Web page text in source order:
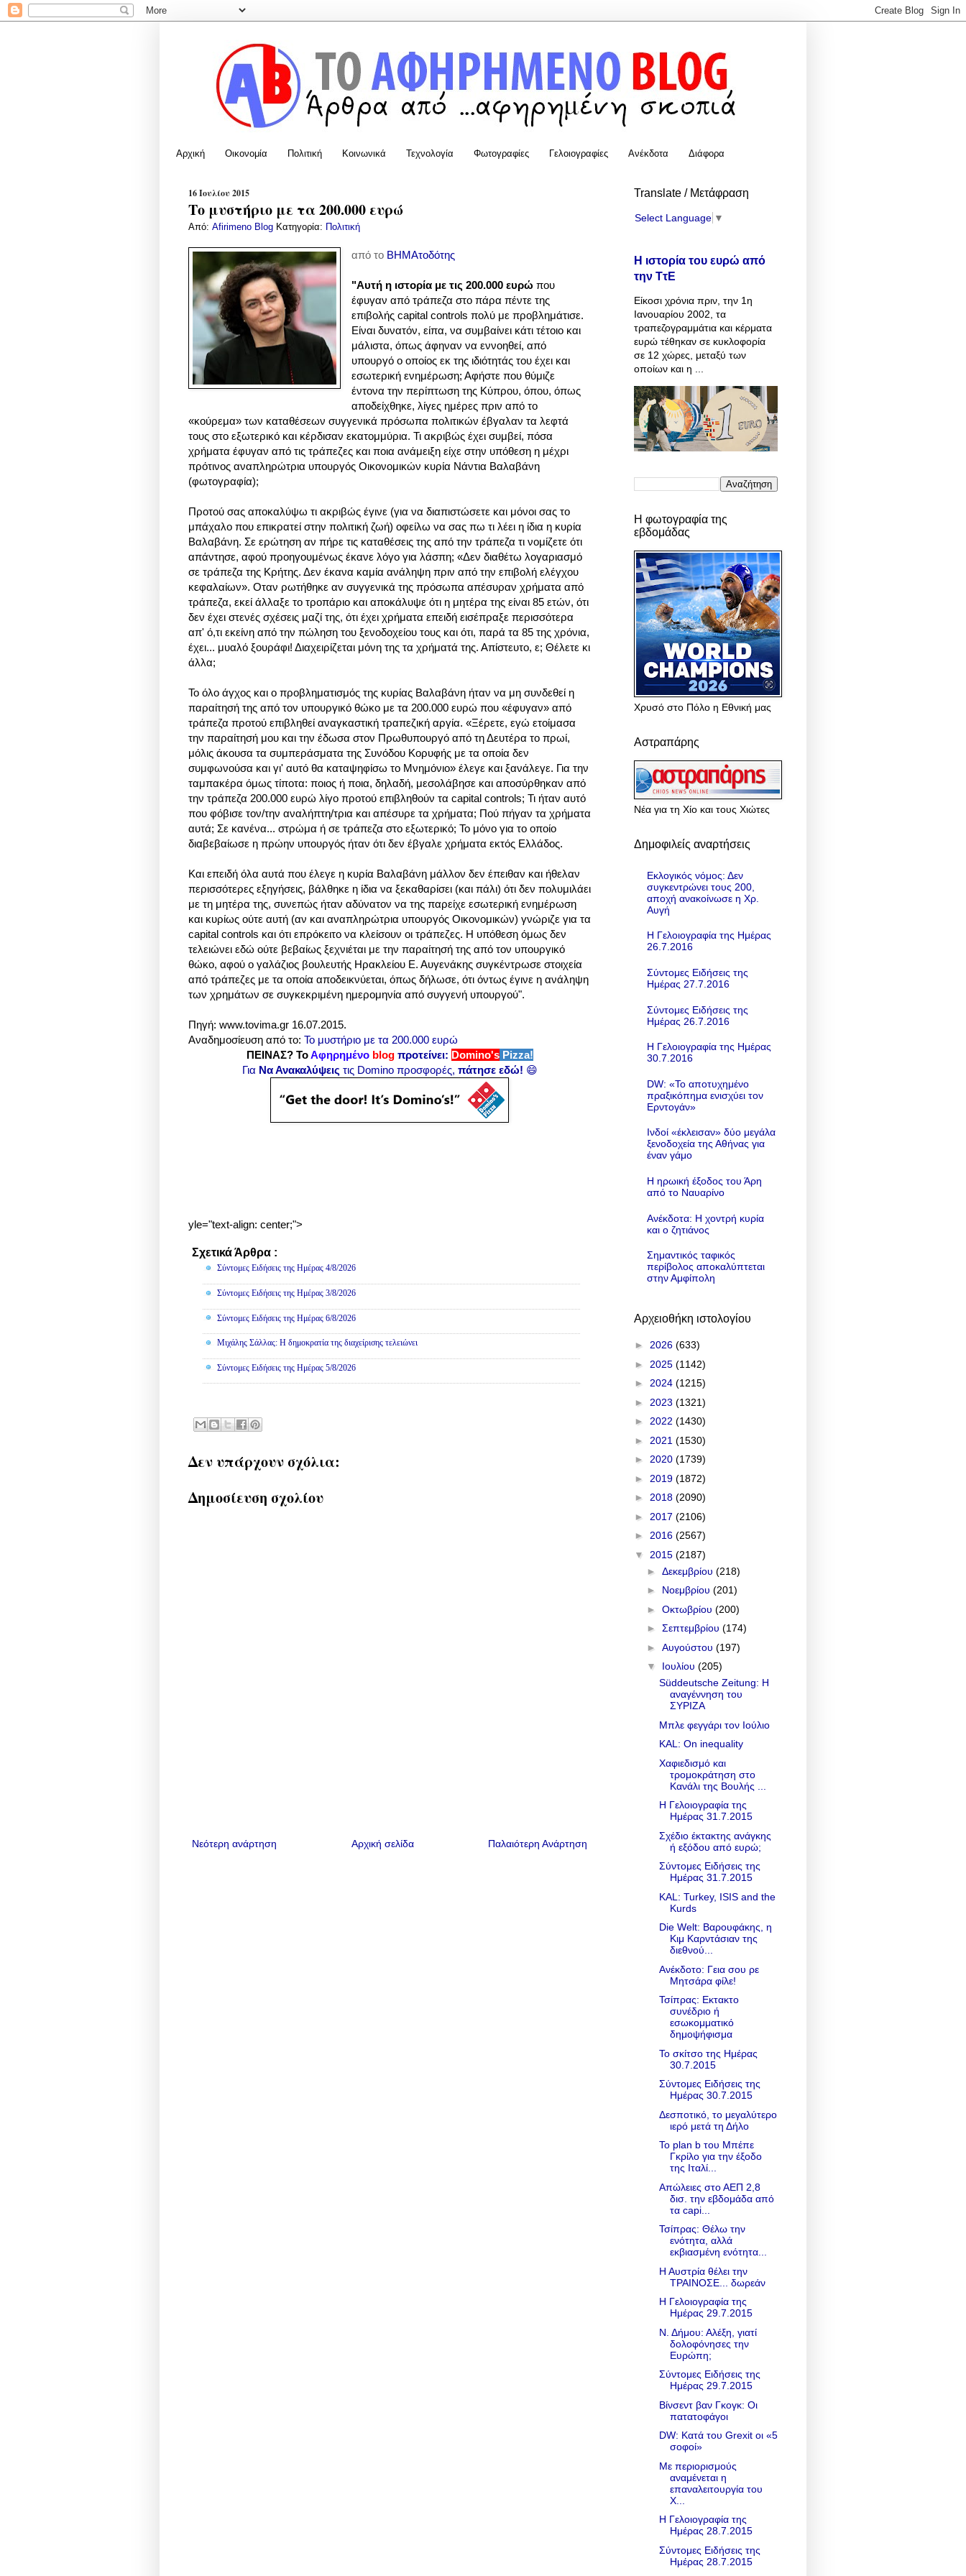
Αρχική Οικονομία Πολιτική Κοινωνικά Τεχνολογία Φωτογραφίες Γελοιογραφίες Ανέκδοτα Διάφορα
16 Ιουλίου 2015
Το μυστήριο με τα 200.000 ευρώ
Από: Afirimeno Blog Κατηγορία: Πολιτική
από το ΒΗΜΑτοδότης
"Αυτή η ιστορία με τις 200.000 ευρώπου
έφυγαν από τράπεζα στο πάρα πέντε της
επιβολής capital controls πολύ με προβλημάτισε.
Είναι δυνατόν, είπα, να συμβαίνει κάτι τέτοιο και
μάλιστα, όπως άφηναν να εννοηθεί, από
υπουργό ο οποίος εκ της ιδιότητάς του έχει και
εσωτερική ενημέρωση; Αφήστε που θύμιζε
έντονα την περίπτωση της Κύπρου, όπου, όπως
αποδείχθηκε, λίγες ημέρες πριν από το
«κούρεμα» των καταθέσεων συγγενικά πρόσωπα πολιτικών έβγαλαν τα λεφτά
τους στο εξωτερικό και κέρδισαν εκατομμύρια. Τι ακριβώς έχει συμβεί, πόσα
χρήματα έφυγαν από τις τράπεζες και ποια ανάμειξη είχε στην υπόθεση η μέχρι
πρότινος αναπληρώτρια υπουργός Οικονομικών κυρία Νάντια Βαλαβάνη
(φωτογραφία);
Προτού σας αποκαλύψω τι ακριβώς έγινε (για να διαπιστώσετε και μόνοι σας το
μπάχαλο που επικρατεί στην πολιτική ζωή) οφείλω να σας πω τι λέει η ίδια η κυρία
Βαλαβάνη. Σε ερώτηση αν πήρε τις καταθέσεις της από την τράπεζα τι νομίζετε ότι
απάντησε, αφού προηγουμένως έκανε λόγο για λάσπη; «Δεν διαθέτω λογαριασμό
σε τράπεζα της Κρήτης. Δεν έκανα καμία ανάληψη πριν από την επιβολή ελέγχου
κεφαλαίων». Οταν ρωτήθηκε αν συγγενικά της πρόσωπα απέσυραν χρήματα από
τράπεζα, εκεί άλλαξε το τροπάριο και αποκάλυψε ότι η μητέρα της είναι 85 ετών, ότι
δεν έχει στενές σχέσεις μαζί της, ότι έχει χρήματα επειδή εισέπραξε περισσότερα
απ' ό,τι εκείνη από την πώληση του ξενοδοχείου τους και ότι, παρά τα 85 της χρόνια,
έχει... μυαλό ξουράφι! Διαχειρίζεται μόνη της τα χρήματά της. Απίστευτο, ε; Θέλετε κι
άλλα;
Το όλο άγχος και ο προβληματισμός της κυρίας Βαλαβάνη ήταν να μη συνδεθεί η
παραίτησή της από τον υπουργικό θώκο με τα 200.000 ευρώ που «έφυγαν» από
τράπεζα προτού επιβληθεί αναγκαστική τραπεζική αργία. «Ξέρετε, εγώ ετοίμασα
την παραίτησή μου και την έδωσα στον Πρωθυπουργό από τη Δευτέρα το πρωί,
μόλις άκουσα τα συμπεράσματα της Συνόδου Κορυφής με τα οποία δεν
συμφωνούσα και γι' αυτό θα καταψηφίσω το Μνημόνιο» έλεγε και ξανάλεγε. Για την
ταμπακέρα όμως τίποτα: ποιος ή ποια, δηλαδή, μεσολάβησε και αποσύρθηκαν από
την τράπεζα 200.000 ευρώ λίγο προτού επιβληθούν τα capital controls; Τι ήταν αυτό
που φόβισε τον/την αναλήπτη/τρια και απέσυρε τα χρήματα; Πού πήγαν τα χρήματα
αυτά; Σε κανένα... στρώμα ή σε τράπεζα στο εξωτερικό; Το μόνο για το οποίο
διαβεβαίωσε η πρώην υπουργός ήταν ότι δεν έβγαλε χρήματα εκτός Ελλάδος.
Και επειδή όλα αυτά που έλεγε η κυρία Βαλαβάνη μάλλον δεν έπειθαν και ήθελαν
περισσότερες εξηγήσεις, βάλθηκε η ίδια να ξεκαθαρίσει (και πάλι) ότι δεν πολυμιλάει
με τη μητέρα της, συνεπώς ήταν αδύνατον να της παρείχε εσωτερική ενημέρωση
και κυρίως ούτε αυτή (αν και αναπληρώτρια υπουργός Οικονομικών) γνώριζε για τα
capital controls και ότι επρόκειτο να κλείσουν οι τράπεζες. Η υπόθεση όμως δεν
τελειώνει εδώ ούτε βεβαίως ξεχνιέται με την παραίτησή της από τον υπουργικό
θώκο, αφού ο γαλάζιος βουλευτής Ηρακλείου Ε. Αυγενάκης συγκέντρωσε στοιχεία
από τράπεζες με τα οποία αποδεικνύεται, όπως δήλωσε, ότι όντως έγινε η ανάληψη
των χρημάτων σε συγκεκριμένη ημερομηνία από συγγενή υπουργού".
Πηγή: www.tovima.gr 16.07.2015.
Αναδημοσίευση από το: Το μυστήριο με τα 200.000 ευρώ
ΠΕΙΝΑΣ? ΤοΑφηρημένο blog προτείνει: Domino'sPizza!
Για Να Ανακαλύψεις τις Domino προσφορές, πάτησε εδώ! 😄
yle="text-align: center;">
Σχετικά Άρθρα :
Σύντομες Ειδήσεις της Ημέρας 4/8/2026
Σύντομες Ειδήσεις της Ημέρας 3/8/2026
Σύντομες Ειδήσεις της Ημέρας 6/8/2026
Μιχάλης Σάλλας: Η δημοκρατία της διαχείρισης τελειώνει
Σύντομες Ειδήσεις της Ημέρας 5/8/2026
Δεν υπάρχουν σχόλια:
Δημοσίευση σχολίου
Νεότερη ανάρτηση Παλαιότερη Ανάρτηση
Αρχική σελίδα
Translate / Μετάφραση
Select Language ▼
Η ιστορία του ευρώ από
την ΤτΕ
Είκοσι χρόνια πριν, την 1η
Ιανουαρίου 2002, τα
τραπεζογραμμάτια και κέρματα
ευρώ τέθηκαν σε κυκλοφορία
σε 12 χώρες, μεταξύ των
οποίων και η ...
Η φωτογραφία της
εβδομάδας
Χρυσό στο Πόλο η Εθνική μας
Αστραπάρης
Νέα για τη Χίο και τους Χιώτες
Δημοφιλείς αναρτήσεις
Εκλογικός νόμος: Δεν
συγκεντρώνει τους 200,
αποχή ανακοίνωσε η Χρ.
Αυγή
Η Γελοιογραφία της Ημέρας
26.7.2016
Σύντομες Ειδήσεις της
Ημέρας 27.7.2016
Σύντομες Ειδήσεις της
Ημέρας 26.7.2016
Η Γελοιογραφία της Ημέρας
30.7.2016
DW: «To αποτυχημένο
πραξικόπημα ενισχύει τον
Ερντογάν»
Ινδοί «έκλεισαν» δύο μεγάλα
ξενοδοχεία της Αθήνας για
έναν γάμο
Η ηρωική έξοδος του Άρη
από το Ναυαρίνο
Ανέκδοτα: Η χοντρή κυρία
και ο ζητιάνος
Σημαντικός ταφικός
περίβολος αποκαλύπτεται
στην Αμφίπολη
Αρχειοθήκη ιστολογίου
► 2026 (633)
► 2025 (1142)
► 2024 (1215)
► 2023 (1321)
► 2022 (1430)
► 2021 (1530)
► 2020 (1739)
► 2019 (1872)
► 2018 (2090)
► 2017 (2106)
► 2016 (2567)
▼ 2015 (2187)
► Δεκεμβρίου (218)
► Νοεμβρίου (201)
► Οκτωβρίου (200)
► Σεπτεμβρίου (174)
► Αυγούστου (197)
▼ Ιουλίου (205)
Süddeutsche Zeitung: H
αναγέννηση του
ΣΥΡΙΖΑ
Μπλε φεγγάρι τον Ιούλιο
KAL: On inequality
Χαφιεδισμό και
τρομοκράτηση στο
Κανάλι της Βουλής ...
Η Γελοιογραφία της
Ημέρας 31.7.2015
Σχέδιο έκτακτης ανάγκης
ή εξόδου από ευρώ;
Σύντομες Ειδήσεις της
Ημέρας 31.7.2015
KAL: Turkey, ISIS and the
Kurds
Die Welt: Βαρουφάκης, η
Κιμ Καρντάσιαν της
διεθνού...
Ανέκδοτο: Γεια σου ρε
Μητσάρα φίλε!
Τσίπρας: Εκτακτο
συνέδριο ή
εσωκομματικό
δημοψήφισμα
Το σκίτσο της Ημέρας
30.7.2015
Σύντομες Ειδήσεις της
Ημέρας 30.7.2015
Δεσποτικό, το μεγαλύτερο
ιερό μετά τη Δήλο
Το plan b του Μπέπε
Γκρίλο για την έξοδο
της Ιταλί...
Απώλειες στο ΑΕΠ 2,8
δισ. την εβδομάδα από
τα capi...
Τσίπρας: Θέλω την
ενότητα, αλλά
εκβιασμένη ενότητα...
Η Αυστρία θέλει την
ΤΡΑΙΝΟΣΕ... δωρεάν
Η Γελοιογραφία της
Ημέρας 29.7.2015
Ν. Δήμου: Αλέξη, γιατί
δολοφόνησες την
Ευρώπη;
Σύντομες Ειδήσεις της
Ημέρας 29.7.2015
Βίνσεντ βαν Γκογκ: Οι
πατατοφάγοι
DW: Κατά του Grexit οι «5
σοφοί»
Με περιορισμούς
αναμένεται η
επαναλειτουργία του
Χ...
Η Γελοιογραφία της
Ημέρας 28.7.2015
Σύντομες Ειδήσεις της
Ημέρας 28.7.2015